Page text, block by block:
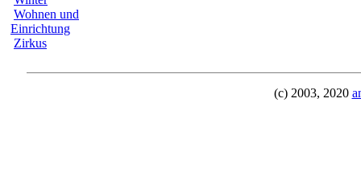
Wohnen und
Einrichtung
Zirkus
(c) 2003, 2020